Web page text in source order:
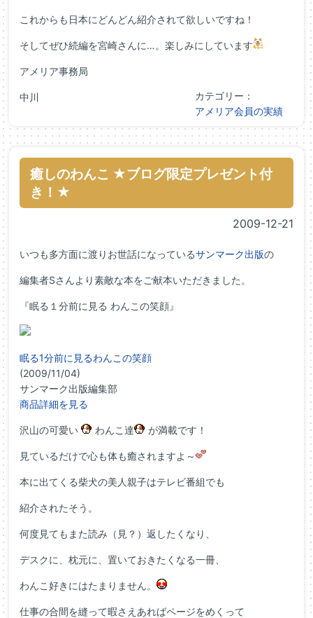
これからも日本にどんどん紹介されて欲しいですね！
そしてぜひ続編を宮崎さんに…。楽しみにしています
アメリア事務局
中川
カテゴリー：
アメリア会員の実績
癒しのわんこ ★ブログ限定プレゼント付
き！★
2009-12-21
いつも多方面に渡りお世話になっているサンマーク出版の
編集者Sさんより素敵な本をご献本いただきました。
『眠る１分前に見る わんこの笑顔』
眠る1分前に見るわんこの笑顔
(2009/11/04)
サンマーク出版編集部
商品詳細を見る
沢山の可愛い わんこ達 が満載です！
見ているだけで心も体も癒されますよ～
本に出てくる柴犬の美人親子はテレビ番組でも
紹介されたそう。
何度見てもまた読み（見？）返したくなり、
デスクに、枕元に、置いておきたくなる一冊、
わんこ好きにはたまりません。
仕事の合間を縫って暇さえあればページをめくって